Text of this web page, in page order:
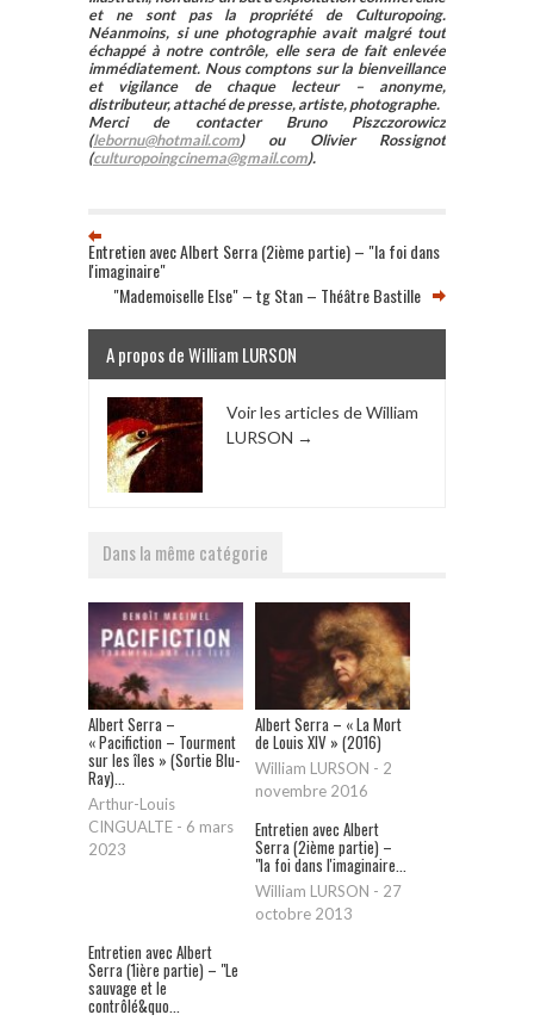
et ne sont pas la propriété de Culturopoing.
Néanmoins, si une photographie avait malgré tout
échappé à notre contrôle, elle sera de fait enlevée
immédiatement. Nous comptons sur la bienveillance
et vigilance de chaque lecteur – anonyme,
distributeur, attaché de presse, artiste, photographe.
Merci de contacter Bruno Piszczorowicz
(lebornu@hotmail.com) ou Olivier Rossignot
(culturopoingcinema@gmail.com).
Entretien avec Albert Serra (2ième partie) – "la foi dans
l'imaginaire"
"Mademoiselle Else" – tg Stan – Théâtre Bastille
A propos de William LURSON
Voir les articles de William
LURSON →
Dans la même catégorie
Albert Serra –
« Pacifiction – Tourment
sur les îles » (Sortie Blu-
Ray)...
Arthur-Louis
CINGUALTE - 6 mars
2023
Albert Serra – « La Mort
de Louis XIV » (2016)
William LURSON - 2
novembre 2016
Entretien avec Albert
Serra (2ième partie) –
"la foi dans l'imaginaire...
William LURSON - 27
octobre 2013
Entretien avec Albert
Serra (1ière partie) – "Le
sauvage et le
contrôlé&quo...